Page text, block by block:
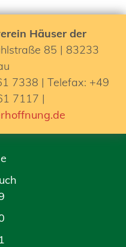
Häuser der
85 | 83233
7338 | Telefax: +49
7117 |